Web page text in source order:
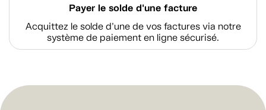
Payer le solde d'une facture
Acquittez le solde d’une de vos factures via notre
système de paiement en ligne sécurisé.